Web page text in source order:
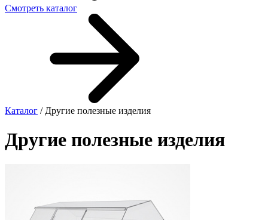
Смотреть каталог
Каталог / Другие полезные изделия
Другие полезные изделия